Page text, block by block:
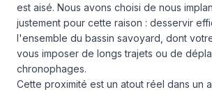
est aisé. Nous avons choisi de nous
justement pour cette raison : desservir
l'ensemble du bassin savoyard, dont
vous imposer de longs trajets ou de
chronophages.
Cette proximité est un atout réel dans un